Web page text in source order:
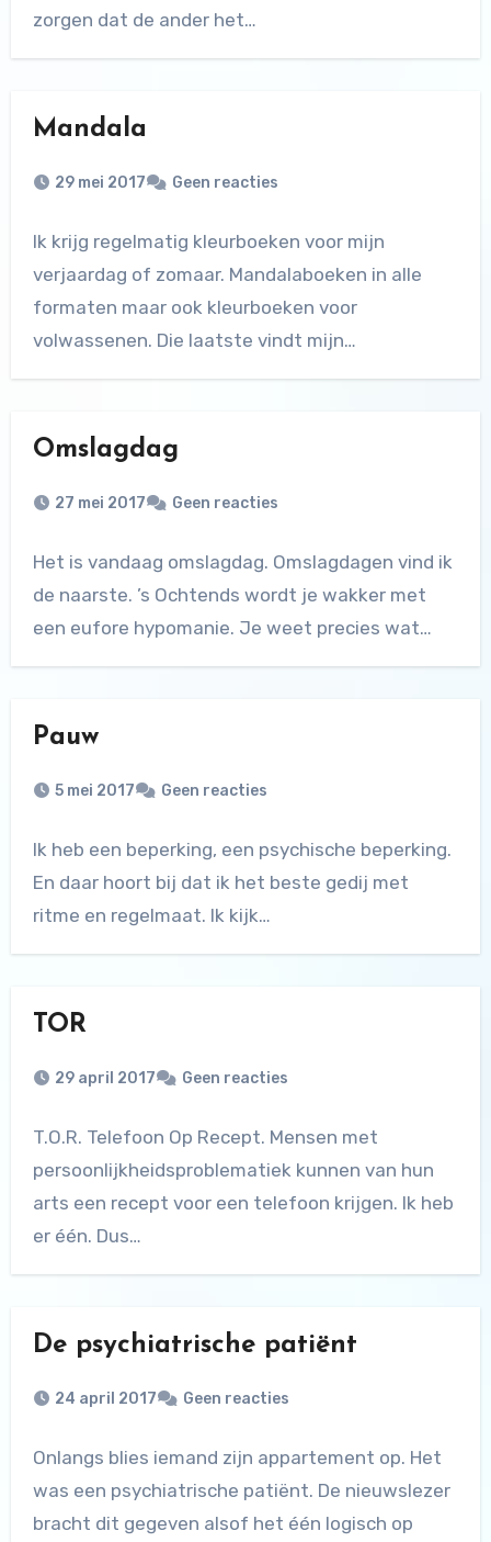
zorgen dat de ander het…
Mandala
29 mei 2017 Geen reacties
Ik krijg regelmatig kleurboeken voor mijn
verjaardag of zomaar. Mandalaboeken in alle
formaten maar ook kleurboeken voor
volwassenen. Die laatste vindt mijn…
Omslagdag
27 mei 2017 Geen reacties
Het is vandaag omslagdag. Omslagdagen vind ik
de naarste. ’s Ochtends wordt je wakker met
een eufore hypomanie. Je weet precies wat…
Pauw
5 mei 2017 Geen reacties
Ik heb een beperking, een psychische beperking.
En daar hoort bij dat ik het beste gedij met
ritme en regelmaat. Ik kijk…
TOR
29 april 2017 Geen reacties
T.O.R. Telefoon Op Recept. Mensen met
persoonlijkheidsproblematiek kunnen van hun
arts een recept voor een telefoon krijgen. Ik heb
er één. Dus…
De psychiatrische patiënt
24 april 2017 Geen reacties
Onlangs blies iemand zijn appartement op. Het
was een psychiatrische patiënt. De nieuwslezer
bracht dit gegeven alsof het één logisch op